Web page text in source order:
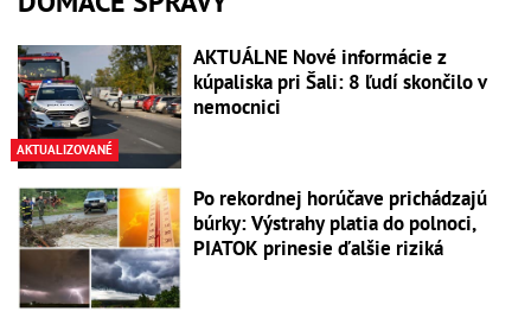
AKTUALIZOVANÉ
AKTUÁLNE Nové informácie z
kúpaliska pri Šali: 8 ľudí skončilo v
nemocnici
Po rekordnej horúčave prichádzajú
búrky: Výstrahy platia do polnoci,
PIATOK prinesie ďalšie riziká